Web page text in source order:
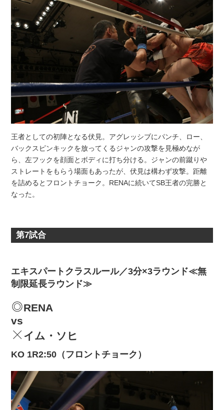
王者としての初陣となる伏見。アグレッシブにパンチ、ロー、
バックスピンキックを放ってくるジャンの攻撃を見極めなが
ら、左フックを顔面とボディに打ち分ける。ジャンの前蹴りや
ストレートをもらう場面もあったが、伏見は構わず攻撃。距離
を詰めるとフロントチョーク。RENAに続いてSB王者の完勝と
なった。
第7試合
エキスパートクラスルール／3分×3ラウンド≪無
制限延長ラウンド≫
RENA
vs
イム・ソヒ
KO 1R2:50（フロントチョーク）